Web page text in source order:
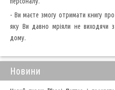
- Ви маєте змогу отримати книгу про
яку Ви давно мріяли не виходячи з
дому.
Новини